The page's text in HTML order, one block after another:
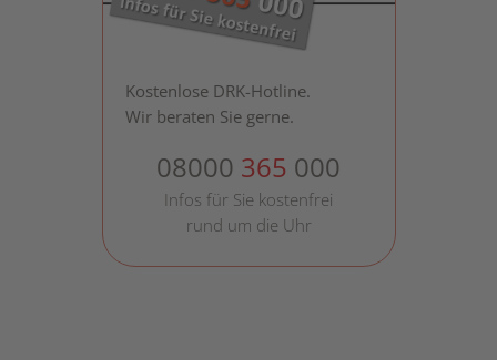
Kostenlose DRK-Hotline.
Wir beraten Sie gerne.
08000 365 000
Infos für Sie kostenfrei
rund um die Uhr